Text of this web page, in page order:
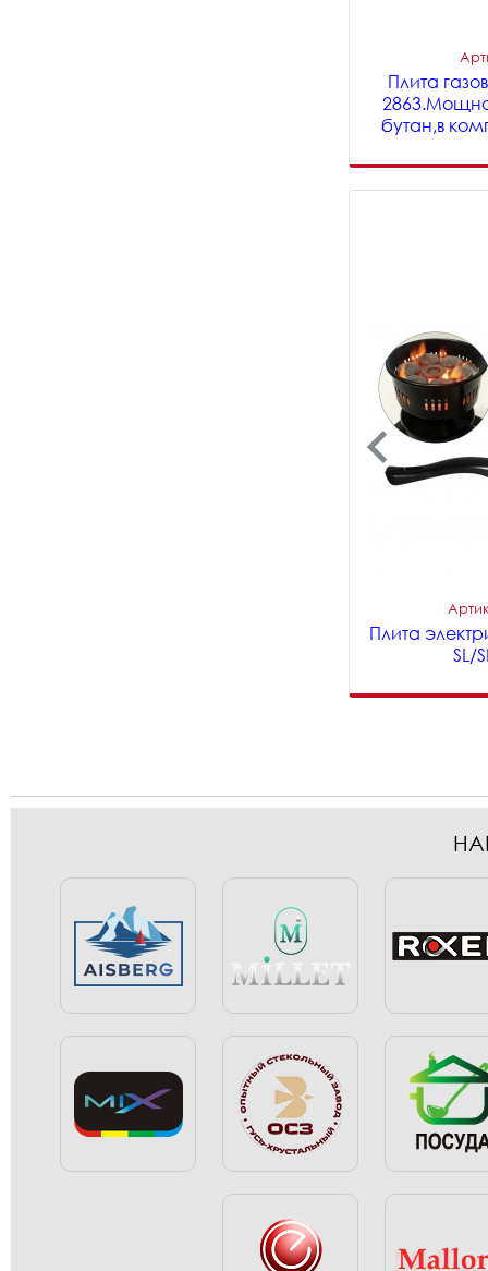
Плита
бутан,в
Плита
SL/